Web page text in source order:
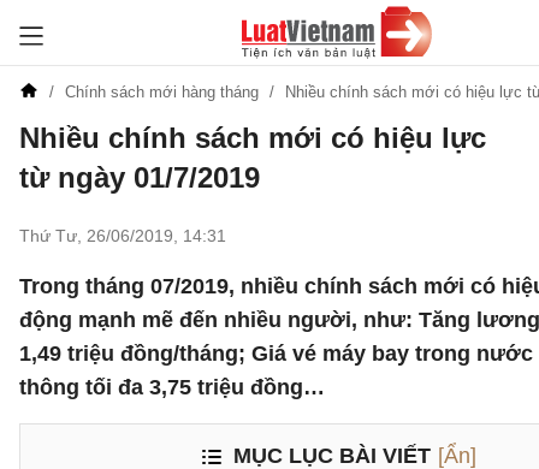
Chính sách mới hàng tháng Nhiều chính sách mới có hiệu lực
Nhiều chính sách mới có hiệu lực
từ ngày 01/7/2019
Thứ Tư, 26/06/2019 14:31
Trong tháng 07/2019, nhiều chính sách mới có
động mạnh mẽ đến nhiều người, như: Tăng
1,49 triệu đồng/tháng; Giá vé máy bay trong nước
thông tối đa 3,75 triệu đồng…
MỤC LỤC BÀI VIẾT [Ẩn]